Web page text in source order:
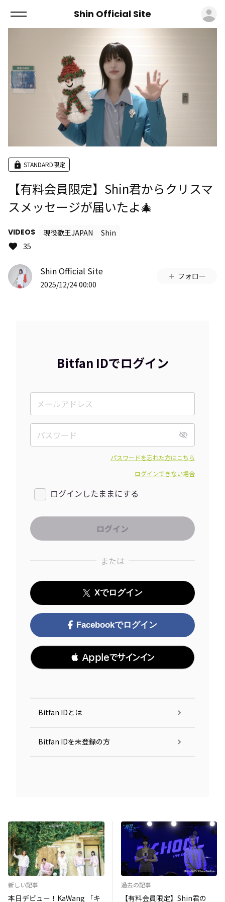
Shin Official Site
STANDARD限定
【有料会員限定】Shin君からクリスマ
スメッセージが届いたよ🎄
VIDEOS 現役歌王JAPAN
Shin
35
Shin Official Site
2025/12/24 00:00
フォロー
Bitfan IDでログイン
パスワードを忘れた方はこちら
ログインできない場合
ログインしたままにする
または
Xでログイン
Facebookでログイン
 Appleでサインイン
Bitfan IDとは
Bitfan IDを未登録の方
新しい記事
本日デビュー！KaWang 「キ
過去の記事
【有料会員限定】Shin君の